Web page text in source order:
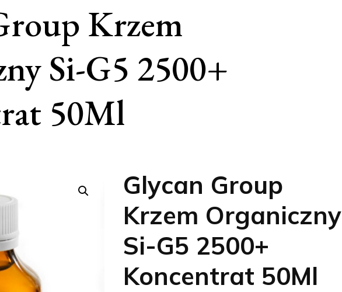
Krzem
Si-G5 2500+
50Ml
Glycan Group
Krzem Organiczny
Si-G5 2500+
Koncentrat 50Ml